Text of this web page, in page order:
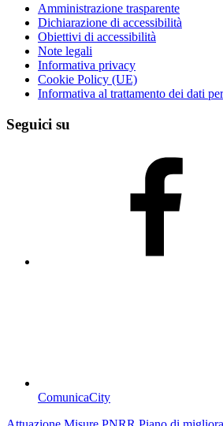
Amministrazione trasparente
Dichiarazione di accessibilità
Obiettivi di accessibilità
Note legali
Informativa privacy
Cookie Policy (UE)
Informativa al trattamento dei dati
Seguici su
ComunicaCity